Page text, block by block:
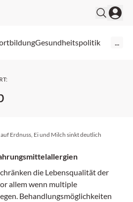
Gesundheitspolitik ...
:
Erdnuss, Ei und Milch sinkt deutlich
die Lebensqualität der
allem wenn multiple
Behandlungsmöglichkeiten